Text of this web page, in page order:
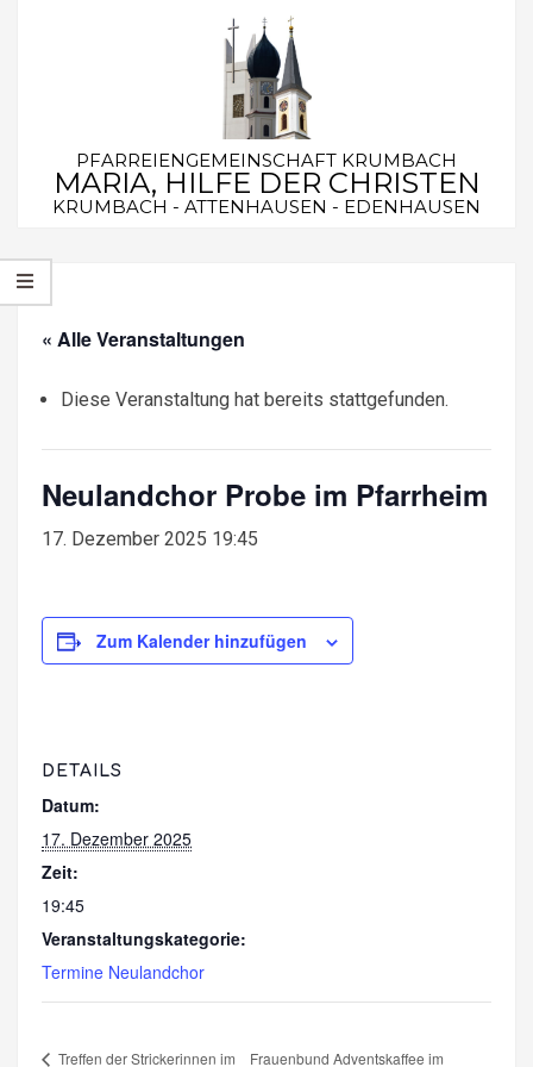
PFARREIENGEMEINSCHAFT KRUMBACH
MARIA, HILFE DER CHRISTEN
KRUMBACH - ATTENHAUSEN - EDENHAUSEN
Secondary
Navigation
« Alle Veranstaltungen
Diese Veranstaltung hat bereits stattgefunden.
Neulandchor Probe im Pfarrheim
17. Dezember 2025 19:45
Zum Kalender hinzufügen
DETAILS
Datum:
17. Dezember 2025
Zeit:
19:45
Veranstaltungskategorie:
Termine Neulandchor
Treffen der Strickerinnen im Frauenbund Adventskaffee im